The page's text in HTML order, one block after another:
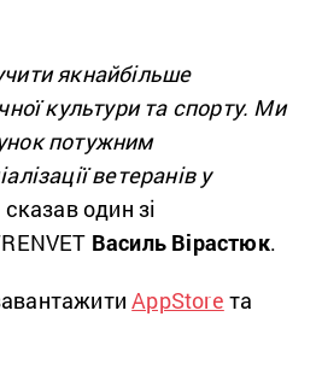
якнайбільше
культури та спорту. Ми
потужним
ветеранів у
один зі
Василь Вірастюк.
AppStore та